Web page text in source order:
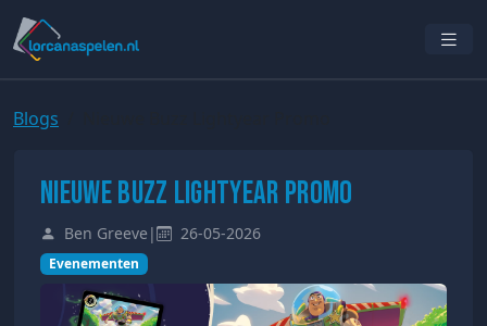
Blogs
Nieuwe Buzz Lightyear Promo
Ben Greeve | 26-05-2026
Evenementen